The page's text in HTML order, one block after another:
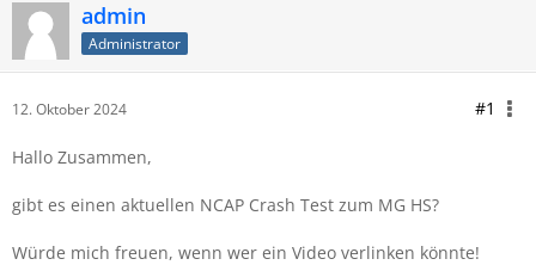
admin
Administrator
12. Oktober 2024 #1
Hallo Zusammen,
gibt es einen aktuellen NCAP Crash Test zum MG HS?
Würde mich freuen, wenn wer ein Video verlinken könnte!